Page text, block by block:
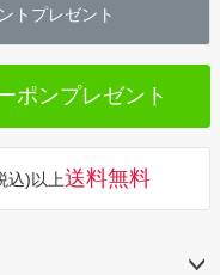
トプレゼント
ポンプレゼント
込)以上送料無料